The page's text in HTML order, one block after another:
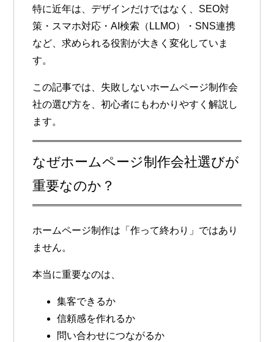
特に近年は、デザインだけではなく、SEO対
策・スマホ対応・AI検索（LLMO）・SNS連携
など、求められる役割が大きく変化していま
す。
この記事では、失敗しないホームページ制作会
社の選び方を、初心者にもわかりやすく解説し
ます。
なぜホームページ制作会社選びが
重要なのか？
ホームページ制作は「作って終わり」ではあり
ません。
本当に重要なのは、
集客できるか
信頼感を作れるか
問い合わせにつながるか